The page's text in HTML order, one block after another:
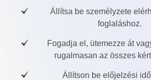
Állítsa be személyzete
foglaláshoz.
Fogadja el, ütemezze át
rugalmasan az összes
Állítson be előjelzési